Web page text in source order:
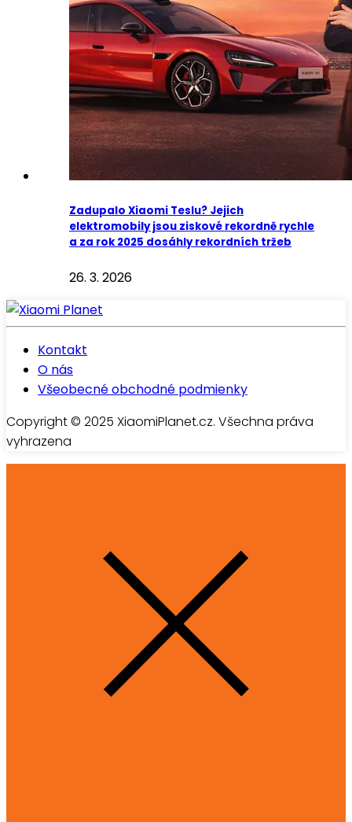
Zadupalo Xiaomi Teslu? Jejich
elektromobily jsou ziskové rekordně rychle
a za rok 2025 dosáhly rekordních tržeb
26. 3. 2026
Kontakt
O nás
Všeobecné obchodné podmienky
Copyright © 2025 XiaomiPlanet.cz. Všechna práva
vyhrazena